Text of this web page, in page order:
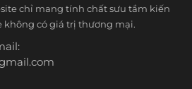
chỉ mang tính chất sưu tầm kiến
không có giá trị thương mại.